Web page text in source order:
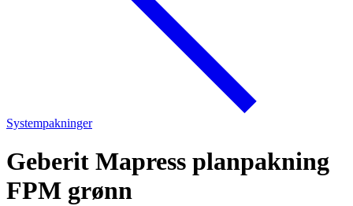
Systempakninger
Geberit Mapress planpakning
FPM grønn